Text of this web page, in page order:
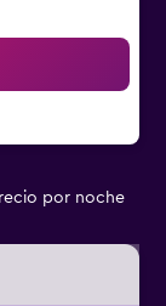
por noche